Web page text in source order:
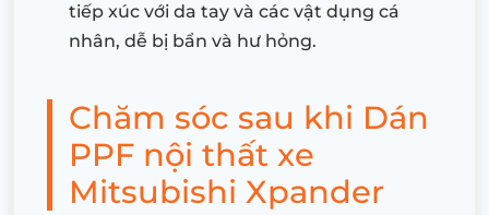
tiếp xúc với da tay và các vật dụng cá
nhân, dễ bị bẩn và hư hỏng.
Chăm sóc sau khi Dán
PPF nội thất xe
Mitsubishi Xpander